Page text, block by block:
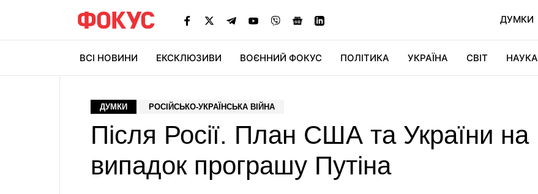
ДУМКИ
ВСІ НОВИНИ ЕКСКЛЮЗИВИ ВОЄННИЙ ФОКУС ПОЛІТИКА УКРАЇНА СВІТ НАУКА
ДУМКИ РОСІЙСЬКО-УКРАЇНСЬКА ВІЙНА
Після Росії. План США та України на
випадок програшу Путіна